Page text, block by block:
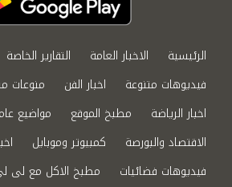
الرئيسية الاخبار العامة التقارير الخاصة
فيديوهات متنوعة
اخبار الفن
منوعات
اخبار الرياضة
مطبخ الموقع
مواضيع
الاقتصاد والبورصة
كمبيوتر وموبايل
فيديوهات فضائيات
مطبخ الاكل مع لى